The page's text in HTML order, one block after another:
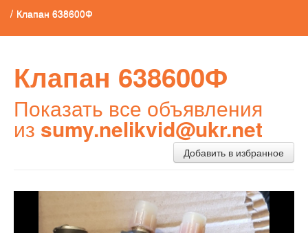
/ Клапан 638600Ф
Клапан 638600Ф
Показать все объявления
из sumy.nelikvid@ukr.net
Добавить в избранное